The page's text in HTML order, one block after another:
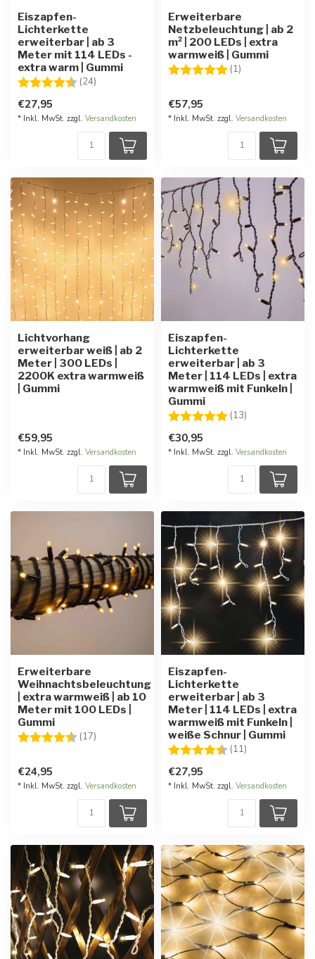
Eiszapfen-
Lichterkette
erweiterbar | ab 3
Meter mit 114 LEDs -
extra warm | Gummi
Bewertung:
(24)
€27,95
* Inkl. MwSt. zzgl. Versandkosten
Erweiterbare
Netzbeleuchtung | ab 2
m² | 200 LEDs | extra
warmweiß | Gummi
Bewertung:
(1)
€57,95
* Inkl. MwSt. zzgl. Versandkosten
Lichtvorhang
erweiterbar weiß | ab 2
Meter | 300 LEDs |
2200K extra warmweiß
| Gummi
€59,95
* Inkl. MwSt. zzgl. Versandkosten
Eiszapfen-
Lichterkette
erweiterbar | ab 3
Meter | 114 LEDs | extra
warmweiß mit Funkeln |
Gummi
Bewertung:
(13)
€30,95
* Inkl. MwSt. zzgl. Versandkosten
Erweiterbare
Weihnachtsbeleuchtung
| extra warmweiß | ab 10
Meter mit 100 LEDs |
Gummi
Bewertung:
(17) 4.8 von 5 Sternen
€24,95
* Inkl. MwSt. zzgl. Versandkosten
Eiszapfen-
Lichterkette
erweiterbar | ab 3
Meter | 114 LEDs | extra
warmweiß mit Funkeln |
weiße Schnur | Gummi
Bewertung:
(11)
€27,95
* Inkl. MwSt. zzgl. Versandkosten